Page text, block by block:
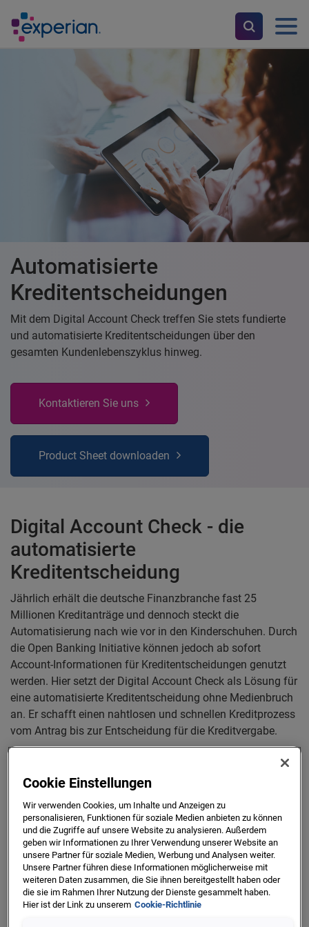
Automatisierte
Kreditentscheidungen
Mit dem Digital Account Check treffen Sie stets fundierte
und automatisierte Kreditentscheidungen über den
gesamten Kundenlebenszyklus hinweg.
Kontaktieren Sie uns
Product Sheet downloaden
Digital Account Check - die
automatisierte
Kreditentscheidung
Jährlich erhält die deutsche Finanzbranche fast 25
Millionen Kreditanträge und dennoch steckt die
Automatisierung nach wie vor in den Kinderschuhen. Durch
die Open Banking Initiative können jedoch ab sofort
Account-Informationen für Kreditentscheidungen genutzt
werden. Hier setzt der Digital Account Check als Lösung für
eine automatisierte Kreditentscheidung ohne Medienbruch
an. Er schafft einen nahtlosen und schnellen Kreditprozess
vom Antrag bis zur Entscheidung für die Kreditvergabe.
Lösung, mit der die Kreditwürdigkeit eines
Kreditantragstellers voll-digitalisiert über dessen Online-
Banking-Account überprüft wird. Auf Seiten der
kreditgebenden Bank entfällt so das aufwändige und
kostspielige manuelle Sichten und Prüfen von
Antragsunterlagen für Konsumfinanzierungen, während
Antragsteller von maximalem Komfort und einer raschen
Kreditentscheidung profitieren. Die automatisierte
Kreditentscheidung mit dem Digital Account Check ist der
Cookie Einstellungen
Wir verwenden Cookies, um Inhalte und Anzeigen zu
personalisieren, Funktionen für soziale Medien anbieten zu können
und die Zugriffe auf unsere Website zu analysieren. Außerdem
geben wir Informationen zu Ihrer Verwendung unserer Website an
unsere Partner für soziale Medien, Werbung und Analysen weiter.
Unsere Partner führen diese Informationen möglicherweise mit
weiteren Daten zusammen, die Sie ihnen bereitgestellt haben oder
die sie im Rahmen Ihrer Nutzung der Dienste gesammelt haben.
Hier ist der Link zu unserem Cookie-Richtlinie